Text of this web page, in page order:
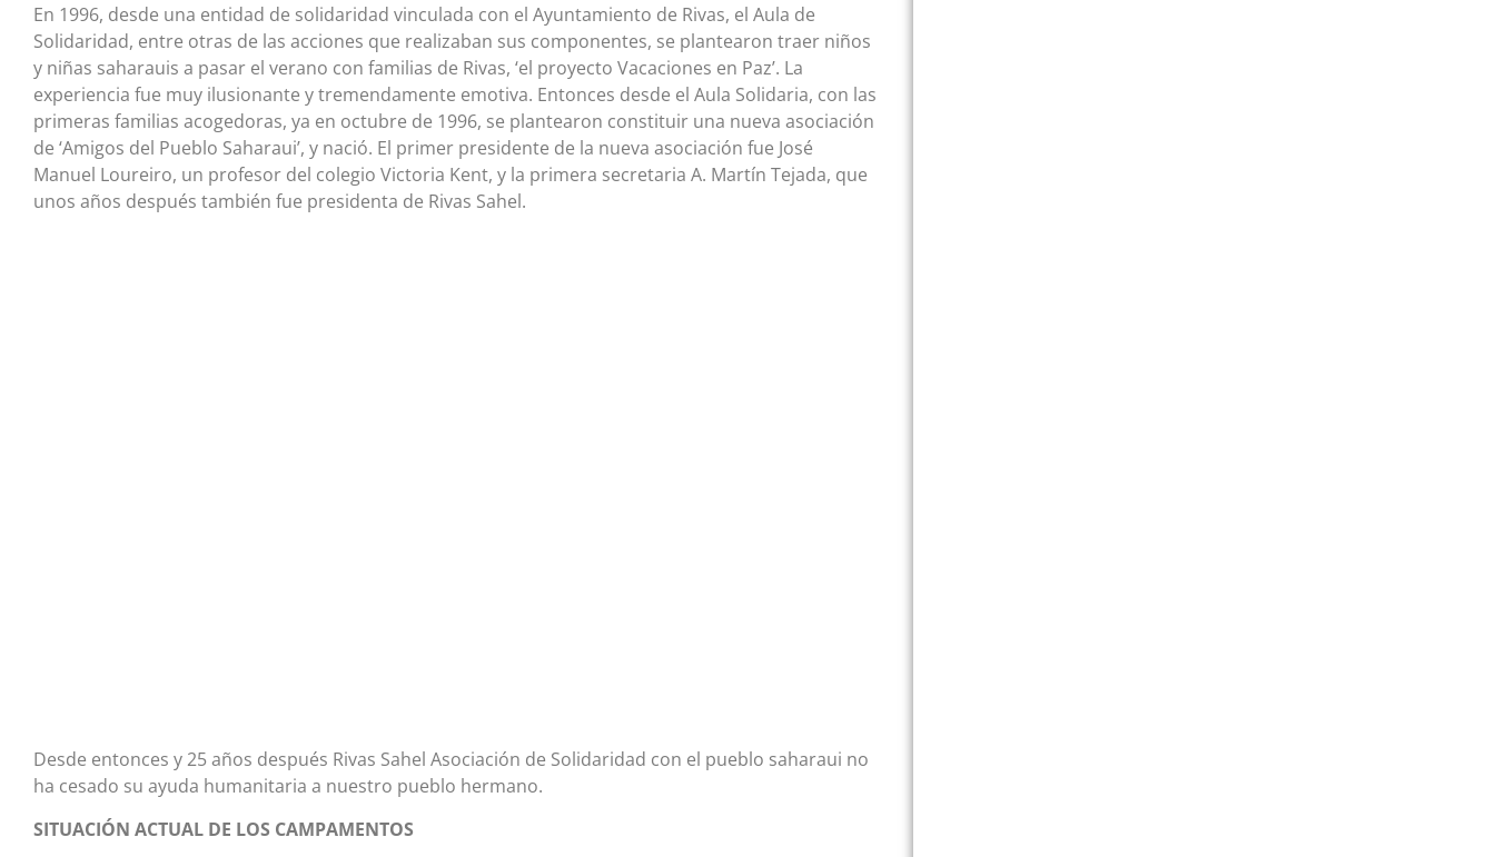
En 1996, desde una entidad de solidaridad vinculada con el Ayuntamiento de Rivas, el Aula de
Solidaridad, entre otras de las acciones que realizaban sus componentes, se plantearon traer niños
y niñas saharauis a pasar el verano con familias de Rivas, ‘el proyecto Vacaciones en Paz’. La
experiencia fue muy ilusionante y tremendamente emotiva. Entonces desde el Aula Solidaria, con las
primeras familias acogedoras, ya en octubre de 1996, se plantearon constituir una nueva asociación
de ‘Amigos del Pueblo Saharaui’, y nació. El primer presidente de la nueva asociación fue José
Manuel Loureiro, un profesor del colegio Victoria Kent, y la primera secretaria A. Martín Tejada, que
unos años después también fue presidenta de Rivas Sahel.
Desde entonces y 25 años después Rivas Sahel Asociación de Solidaridad con el pueblo saharaui no
ha cesado su ayuda humanitaria a nuestro pueblo hermano.
SITUACIÓN ACTUAL DE LOS CAMPAMENTOS